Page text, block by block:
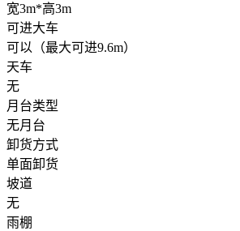
宽3m*高3m
可进大车
可以（最大可进9.6m）
天车
无
月台类型
无月台
卸货方式
单面卸货
坡道
无
雨棚